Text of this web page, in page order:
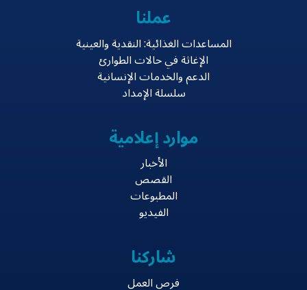
عملنا
المساعدات الغذائية: النقدية والعينية
الإغاثة في حالات الطوارئ
الدعم والخدمات الإنسانية
سلسلة الإمداد
موارد إعلامية
الأخبار
القصص
المطبوعات
الفيديو
شاركنا
فرص العمل